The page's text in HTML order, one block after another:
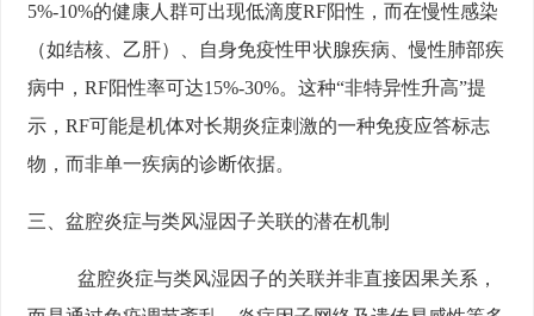
5%-10%的健康人群可出现低滴度RF阳性，而在慢性感染
（如结核、乙肝）、自身免疫性甲状腺疾病、慢性肺部疾
病中，RF阳性率可达15%-30%。这种“非特异性升高”提
示，RF可能是机体对长期炎症刺激的一种免疫应答标志
物，而非单一疾病的诊断依据。
三、盆腔炎症与类风湿因子关联的潜在机制
盆腔炎症与类风湿因子的关联并非直接因果关系，